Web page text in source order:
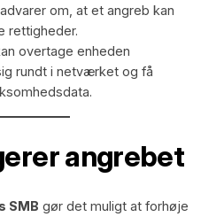
om, at et angreb kan
rettigheder.
overtage enheden
rundt i netværket og få
angrebet
SMB gør det muligt at forhøje